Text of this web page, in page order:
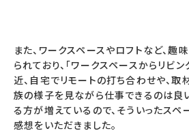
また、ワークスペースやロフトなど、
られており、「ワークスペースからリビ
近、自宅でリモートの打ち合わせや、取
族の様子を見ながら仕事できるのは良
る方が増えているので、そういったスペ
感想をいただきました。